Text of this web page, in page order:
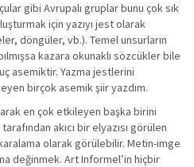
gibi Avrupalı gruplar bunu çok sık
için yazıyı jest olarak
döngüler, vb.). Temel unsurların
kazara okunaklı sözcükler bile
asemiktir. Yazma jestlerini
birçok asemik şiir yazdım.
en çok etkileyen başka birini
akıcı bir elyazısı görülen
olarak görülebilir. Metin-imge
değinmek. Art Informel’in hiçbir